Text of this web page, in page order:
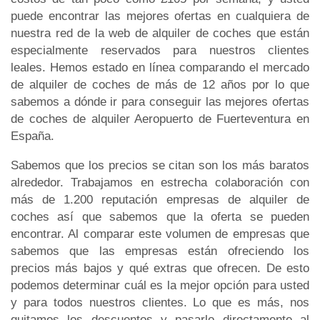
puede encontrar las mejores ofertas en cualquiera de
nuestra red de la web de alquiler de coches que están
especialmente reservados para nuestros clientes
leales. Hemos estado en línea comparando el mercado
de alquiler de coches de más de 12 años por lo que
sabemos a dónde ir para conseguir las mejores ofertas
de coches de alquiler Aeropuerto de Fuerteventura en
España.
Sabemos que los precios se citan son los más baratos
alrededor. Trabajamos en estrecha colaboración con
más de 1.200 reputación empresas de alquiler de
coches así que sabemos que la oferta se pueden
encontrar. Al comparar este volumen de empresas que
sabemos que las empresas están ofreciendo los
precios más bajos y qué extras que ofrecen. De esto
podemos determinar cuál es la mejor opción para usted
y para todos nuestros clientes. Lo que es más, nos